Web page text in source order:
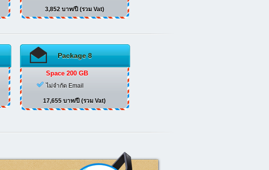
3,852 บาท/ปี (รวม Vat)
Package 8
Space 200 GB
ไม่จำกัด Email
17,655 บาท/ปี (รวม Vat)